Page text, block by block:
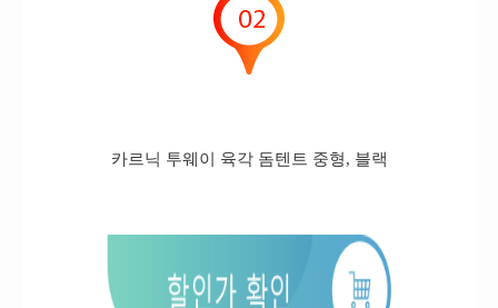
카르닉 투웨이 육각 돔텐트 중형, 블랙